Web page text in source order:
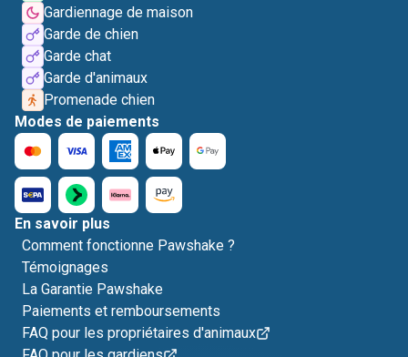
Gardiennage de maison
Garde de chien
Garde chat
Garde d'animaux
Promenade chien
Modes de paiements
En savoir plus
Comment fonctionne Pawshake ?
Témoignages
La Garantie Pawshake
Paiements et remboursements
FAQ pour les propriétaires d'animaux